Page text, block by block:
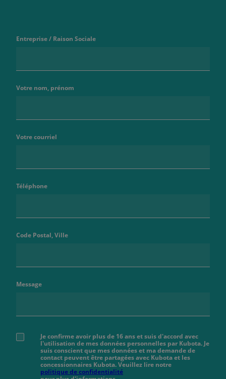
Entreprise / Raison Sociale
Votre nom, prénom
Votre courriel
Téléphone
Code Postal, Ville
Message
Je confirme avoir plus de 16 ans et suis d'accord avec
l'utilisation de mes données personnelles par Kubota. Je
suis conscient que mes données et ma demande de
contact peuvent être partagées avec Kubota et les
concessionnaires Kubota. Veuillez lire notre
politique de confidentialité